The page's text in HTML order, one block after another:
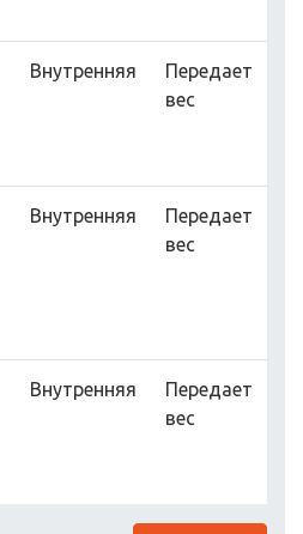
Внутренняя
Передает
вес
Внутренняя
Передает
вес
Внутренняя
Передает
вес